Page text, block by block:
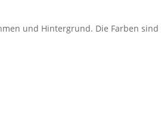
und Hinter­grund. Die Farben sind